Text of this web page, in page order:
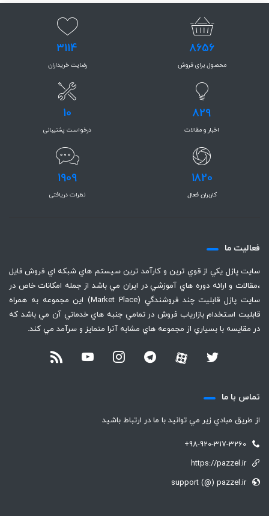
8656
محصول برای فروش
3114
رضایت خریداران
829
اخبار و مقالات
10
درخواست پشتیبانی
1820
کاربران فعال
1909
نظرات دریافتی
فعاليت ما
سايت پازل يكي از قوي ترين و كارآمد ترين سيستم هاي شبكه اي فروش فايل
،‌مقالات و ارائه دوره هاي آموزشي در ايران مي باشد از جمله امكانات خاص در
سايت پازل قابليت چند فروشندگي (Market Place) اين مجموعه به همراه
قابليت استخدام بازارياب فروش در تمامي جنبه هاي خدماتي آن مي باشد كه
در مقايسه با بسياري از مجموعه هاي مشابه آنرا متمايز و سرآمد مي كند.
تماس با ما
از طريق مبادي زير مي توانيد با ما در ارتباط باشيد
+98-920-317-3260
https://pazzel.ir
support (@) pazzel.ir